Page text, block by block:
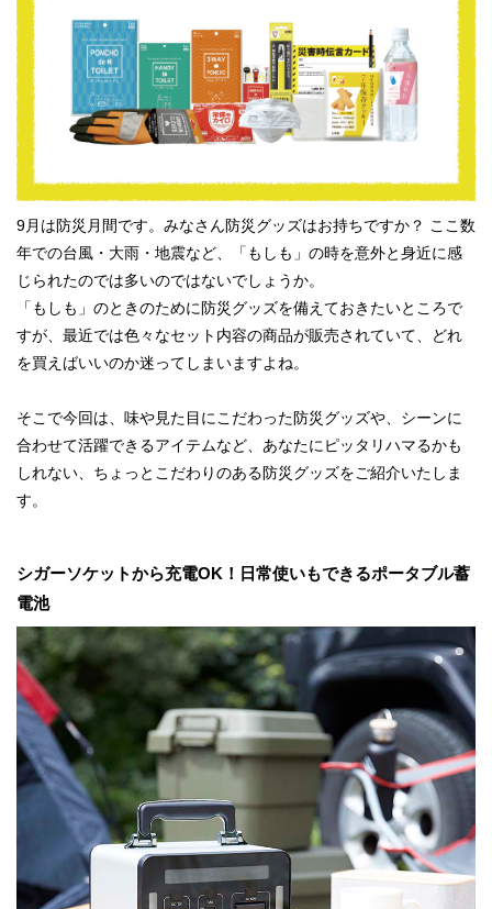
9月は防災月間です。みなさん防災グッズはお持ちですか？ ここ数
年での台風・大雨・地震など、「もしも」の時を意外と身近に感
じられたのでは多いのではないでしょうか。
「もしも」のときのために防災グッズを備えておきたいところで
すが、最近では色々なセット内容の商品が販売されていて、どれ
を買えばいいのか迷ってしまいますよね。
そこで今回は、味や見た目にこだわった防災グッズや、シーンに
合わせて活躍できるアイテムなど、あなたにピッタリハマるかも
しれない、ちょっとこだわりのある防災グッズをご紹介いたしま
す。
シガーソケットから充電OK！日常使いもできるポータブル蓄
電池